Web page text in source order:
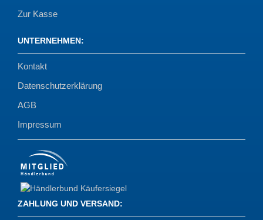
Zur Kasse
UNTERNEHMEN:
Kontakt
Datenschutzerklärung
AGB
Impressum
ZAHLUNG UND VERSAND: